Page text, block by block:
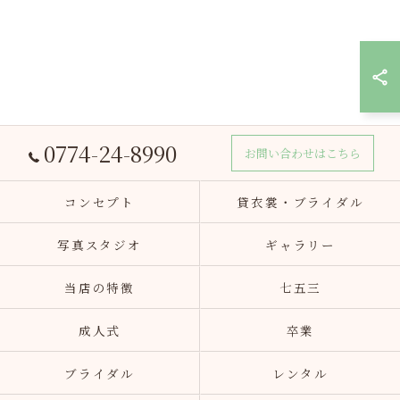
0774-24-8990 お問い合わせはこちら
コンセプト 貸衣裳・ブライダル
写真スタジオ ギャラリー
当店の特徴 七五三
成人式 卒業
ブライダル レンタル